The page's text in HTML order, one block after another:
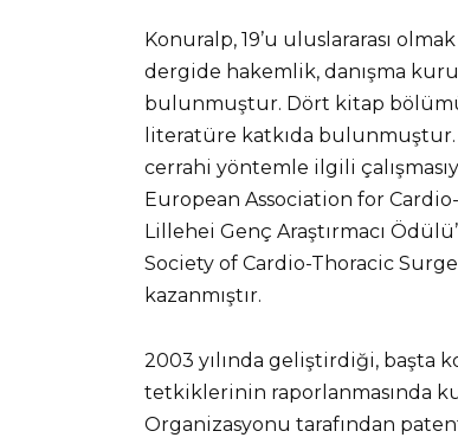
Konuralp, 19’u uluslararası
dergide hakemlik, danışma
bulunmuştur. Dört kitap bölümü
literatüre katkıda
cerrahi yöntemle ilgili
European Association for
Lillehei Genç Araştırmacı
Society of Cardio-Thoracic
kazanmıştır.
2003 yılında geliştirdiği, başta
tetkiklerinin raporlanmasında
Organizasyonu tarafından